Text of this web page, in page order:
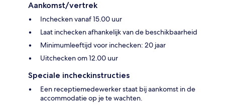
Aankomst/vertrek
Inchecken vanaf 15.00 uur
Laat inchecken afhankelijk van de beschikbaarheid
Minimumleeftijd voor inchecken: 20 jaar
Uitchecken om 12.00 uur
Speciale incheckinstructies
Een receptiemedewerker staat bij aankomst in de
accommodatie op je te wachten.